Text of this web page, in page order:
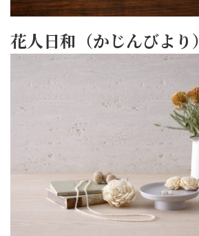
花人日和（かじんびより）